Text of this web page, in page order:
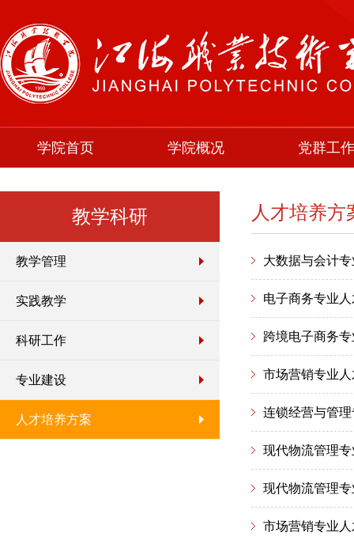
学院首页 学院概况 党群工作
教学科研
教学管理
实践教学
科研工作
专业建设
人才培养方案
人才培养方
大数据与会计
电子商务专业
跨境电子商务
市场营销专业
连锁经营与管
现代物流管理
现代物流管理
市场营销专业